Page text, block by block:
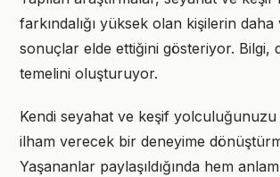
farkındalığı yüksek olan kişilerin daha
sonuçlar elde ettiğini gösteriyor. Bilgi,
temelini oluşturuyor.
Kendi seyahat ve keşif yolculuğunuzu
ilham verecek bir deneyime
Yaşananlar paylaşıldığında hem